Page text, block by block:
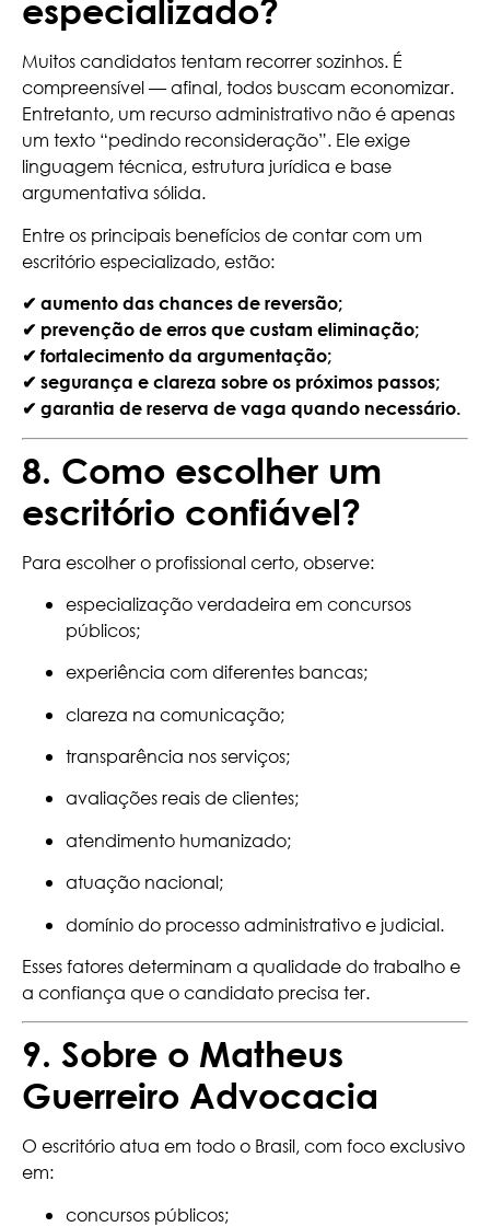
especializado?
Muitos candidatos tentam recorrer sozinhos. É
compreensível — afinal, todos buscam economizar.
Entretanto, um recurso administrativo não é apenas
um texto “pedindo reconsideração”. Ele exige
linguagem técnica, estrutura jurídica e base
argumentativa sólida.
Entre os principais benefícios de contar com um
escritório especializado, estão:
✔ aumento das chances de reversão;
✔ prevenção de erros que custam eliminação;
✔ fortalecimento da argumentação;
✔ segurança e clareza sobre os próximos passos;
✔ garantia de reserva de vaga quando necessário.
8. Como escolher um
escritório confiável?
Para escolher o profissional certo, observe:
especialização verdadeira em concursos
públicos;
experiência com diferentes bancas;
clareza na comunicação;
transparência nos serviços;
avaliações reais de clientes;
atendimento humanizado;
atuação nacional;
domínio do processo administrativo e judicial.
Esses fatores determinam a qualidade do trabalho e
a confiança que o candidato precisa ter.
9. Sobre o Matheus
Guerreiro Advocacia
O escritório atua em todo o Brasil, com foco exclusivo
em:
concursos públicos;